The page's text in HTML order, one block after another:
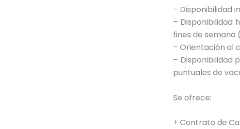
– Disponibilidad
– Disponibilidad
fines de semana
– Orientación al
– Disponibilidad
puntuales de
Se ofrece:
+ Contrato de